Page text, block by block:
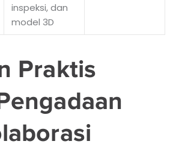
inspeksi, dan
model 3D
Praktis